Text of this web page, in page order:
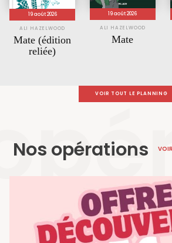
19 août 2026
ALI HAZELWOOD
Mate (édition
reliée)
19 août 2026
ALI HAZELWOOD
Mate
VOIR TOUT LE PLANNING
Nos opérations